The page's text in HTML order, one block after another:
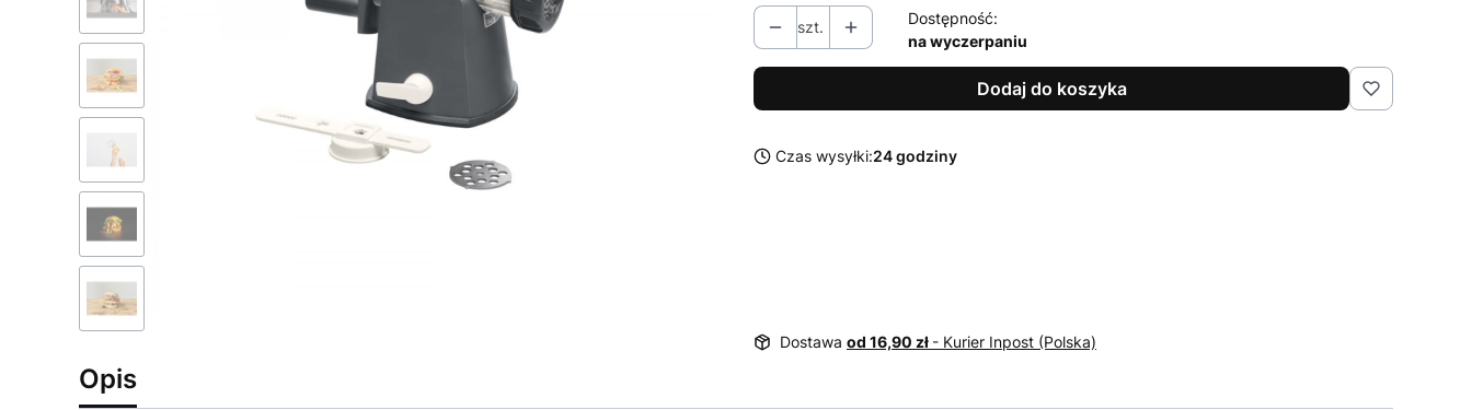
szt.
Dostępność:
na wyczerpaniu
Dodaj do koszyka
Czas wysyłki:24 godziny
Dostawa od 16,90 zł - Kurier Inpost (Polska)
Opis